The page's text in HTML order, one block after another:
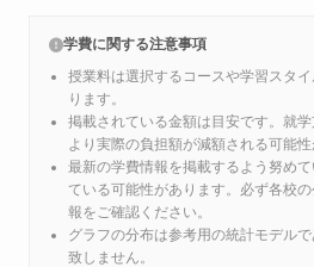
学費に関する注意事項
授業料は選択するコースや学習スタ
ります。
掲載されている金額は目安です。就
より実際の負担額が減額される可能性
最新の学費情報を掲載するよう努め
ている可能性があります。必ず各校
報をご確認ください。
グラフの分布は参考用の統計モデル
致しません。